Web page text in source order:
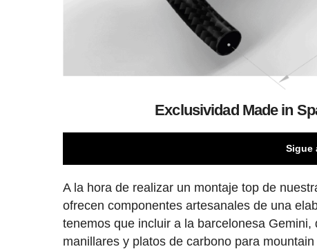
Exclusividad Made in
Sigue
A la hora de realizar un montaje top de
ofrecen componentes artesanales de una
tenemos que incluir a la barcelonesa
manillares y platos de carbono para